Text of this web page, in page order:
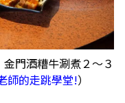
門酒糟牛涮煮２～３
師的走跳學堂!）